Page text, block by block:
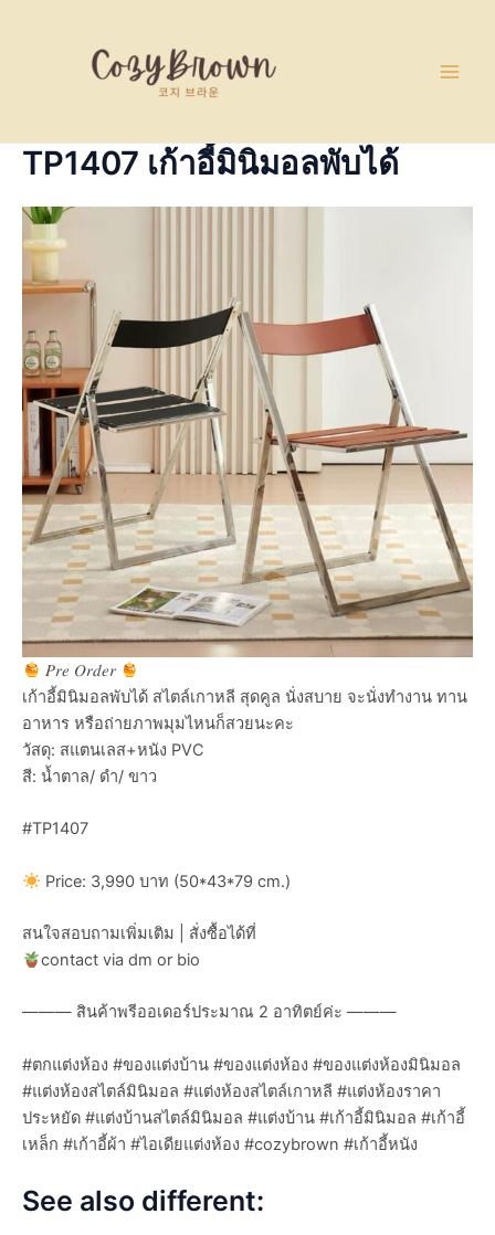
TP1407 เก้าอี้มินิมอลพับได้
𝑃𝑟𝑒 𝑂𝑟𝑑𝑒𝑟
เก้าอี้มินิมอลพับได้ สไตล์เกาหลี สุดคูล นั่งสบาย จะนั่งทำงาน ทาน
อาหาร หรือถ่ายภาพมุมไหนก็สวยนะคะ
วัสดุ: สแตนเลส+หนัง PVC
สี: น้ำตาล/ ดำ/ ขาว
#TP1407
Price: 3,990 บาท (50*43*79 cm.)
สนใจสอบถามเพิ่มเติม | สั่งซื้อได้ที่
contact via dm or bio
——— สินค้าพรีออเดอร์ประมาณ 2 อาทิตย์ค่ะ ———
#ตกแต่งห้อง #ของแต่งบ้าน #ของแต่งห้อง #ของแต่งห้องมินิมอล
#แต่งห้องสไตล์มินิมอล #แต่งห้องสไตล์เกาหลี #แต่งห้องราคา
ประหยัด #แต่งบ้านสไตล์มินิมอล #แต่งบ้าน #เก้าอี้มินิมอล #เก้าอี้
เหล็ก #เก้าอี้ผ้า #ไอเดียแต่งห้อง #cozybrown #เก้าอี้หนัง
See also different: